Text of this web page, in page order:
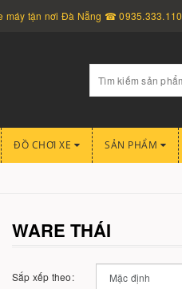
máy tận nơi Đà Nẵng ☎ 0935.333.110
ĐỒ CHƠI XE SẢN PHẨM
WARE THÁI
Sắp xếp theo: